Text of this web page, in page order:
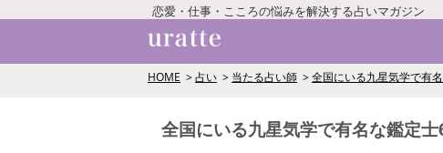
恋愛・仕事・こころの悩みを解決する占いマガジン
HOME 占い 当たる占い師 全国にいる九星気学で有
全国にいる九星気学で有名な鑑定士